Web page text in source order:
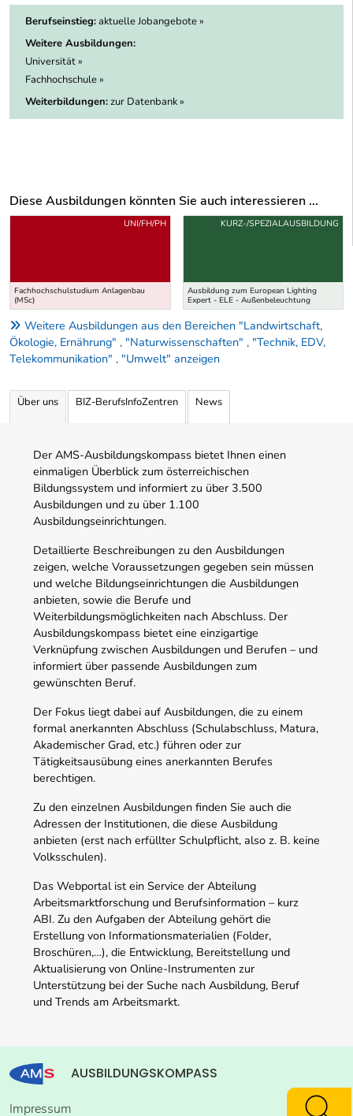
Berufseinstieg:aktuelle Jobangebote »
Weitere Ausbildungen:
Universität »
Fachhochschule »
Weiterbildungen:zur Datenbank »
Diese Ausbildungen könnten Sie auch interessieren ...
Uber weitere Ausbildungsvorschläge
Fachhochschulstudium Anlagenbau
(MSc)
UNI/FH/PH
Ausbildung zum European Lighting
Expert - ELE - Außenbeleuchtung
KURZ-/SPEZIALAUSBILDUNG
Weitere Ausbildungen aus den Bereichen "Landwirtschaft,
Ökologie, Ernährung" , "Naturwissenschaften" , "Technik, EDV,
Telekommunikation" , "Umwelt" anzeigen
Über uns BIZ-BerufsInfoZentren News
Der AMS-Ausbildungskompass bietet Ihnen einen
einmaligen Überblick zum österreichischen
Bildungssystem und informiert zu über 3.500
Ausbildungen und zu über 1.100
Ausbildungseinrichtungen.
Detaillierte Beschreibungen zu den Ausbildungen
zeigen, welche Voraussetzungen gegeben sein müssen
und welche Bildungseinrichtungen die Ausbildungen
anbieten, sowie die Berufe und
Weiterbildungsmöglichkeiten nach Abschluss. Der
Ausbildungskompass bietet eine einzigartige
Verknüpfung zwischen Ausbildungen und Berufen – und
informiert über passende Ausbildungen zum
gewünschten Beruf.
Der Fokus liegt dabei auf Ausbildungen, die zu einem
formal anerkannten Abschluss (Schulabschluss, Matura,
Akademischer Grad, etc.) führen oder zur
Tätigkeitsausübung eines anerkannten Berufes
berechtigen.
Zu den einzelnen Ausbildungen finden Sie auch die
Adressen der Institutionen, die diese Ausbildung
anbieten (erst nach erfüllter Schulpflicht, also z. B. keine
Volksschulen).
Das Webportal ist ein Service der Abteilung
Arbeitsmarktforschung und Berufsinformation – kurz
ABI. Zu den Aufgaben der Abteilung gehört die
Erstellung von Informationsmaterialien (Folder,
Broschüren,…), die Entwicklung, Bereitstellung und
Aktualisierung von Online-Instrumenten zur
Unterstützung bei der Suche nach Ausbildung, Beruf
und Trends am Arbeitsmarkt.
AUSBILDUNGSKOMPASS
Impressum